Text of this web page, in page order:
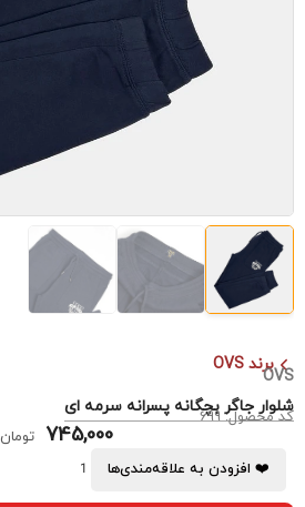
برند OVS
OVS
شلوار جاگر بچگانه پسرانه سرمه ای
کد محصول: 699
745,000
تومان
❤️ افزودن به علاقه‌مندی‌ها
1